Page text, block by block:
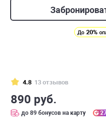
До 20%
4.8 13 отзывов
890 руб.
до 89 бонусов на карту